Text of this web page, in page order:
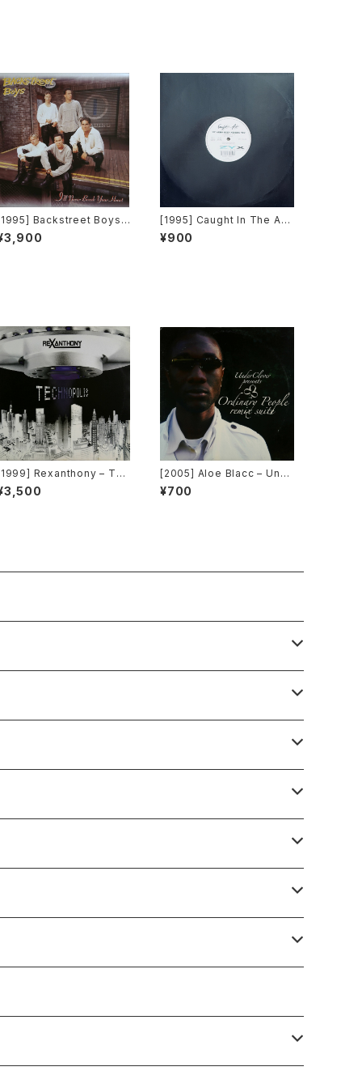
Backstreet Boys –
Never Break Your Hea
[Jive]
[1995] Caught In The Act
– My Arms Keep Missing
You [ZYX Music]
¥900
Rexanthony – Tec
[Franton]
[2005] Aloe Blacc – Und
erClover Presents Ordin
ary People Remix Suite
¥700